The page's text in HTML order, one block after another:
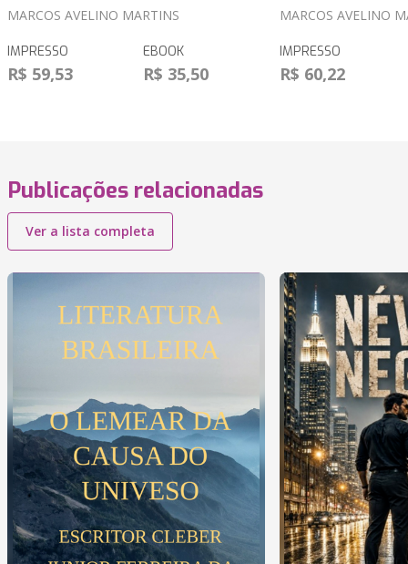
MARCOS AVELINO MARTINS
IMPRESSO
R$ 59,53
EBOOK
R$ 35,50
MARCOS AVELINO
IMPRESSO
R$ 60,22
Publicações relacionadas
Ver a lista completa